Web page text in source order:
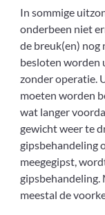
In sommige
onderbeen niet
de breuk(en) nog
besloten worden
zonder operatie.
moeten worden
wat langer
gewicht weer te
gipsbehandeling
meegegipst,
gipsbehandeling.
meestal de